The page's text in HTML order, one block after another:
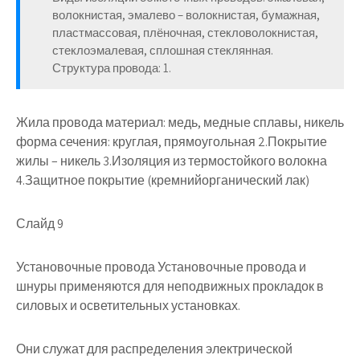
волокнистая, эмалево – волокнистая, бумажная,
пластмассовая, плёночная, стекловолокнистая,
стеклоэмалевая, сплошная стеклянная.
Структура провода: 1.
Жила провода материал: медь, медные сплавы, никель
форма сечения: круглая, прямоугольная 2.Покрытие
жилы – никель 3.Изоляция из термостойкого волокна
4.Защитное покрытие (кремнийорганический лак)
Слайд 9
Установочные провода Установочные провода и
шнуры применяются для неподвижных прокладок в
силовых и осветительных установках.
Они служат для распределения электрической